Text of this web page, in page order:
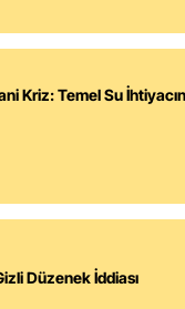
Kriz: Temel Su
Düzenek İddiası